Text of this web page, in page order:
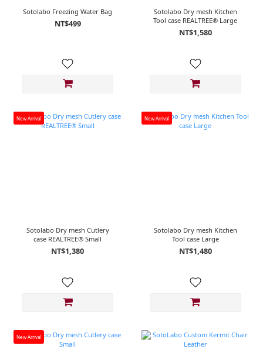
Sotolabo Freezing Water Bag
NT$499
Sotolabo Dry mesh Kitchen
Tool case REALTREE® Large
NT$1,580
New Arrival
Sotolabo Dry mesh Cutlery
case REALTREE® Small
NT$1,380
New Arrival
Sotolabo Dry mesh Kitchen
Tool case Large
NT$1,480
New Arrival